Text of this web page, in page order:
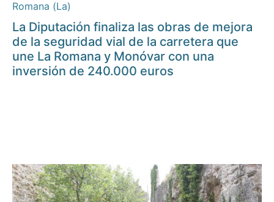
Romana (La)
La Diputación finaliza las obras de mejora
de la seguridad vial de la carretera que
une La Romana y Monóvar con una
inversión de 240.000 euros